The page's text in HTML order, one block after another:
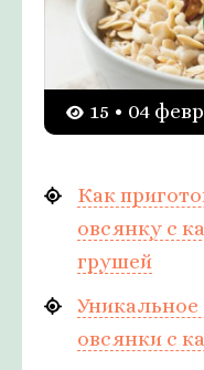
15 • 04
Как
овсянку с
грушей
Уникальное
овсянки с